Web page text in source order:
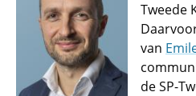
Tweede
van
de SP-